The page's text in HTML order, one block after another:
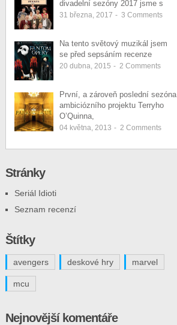
divadelní sezóny 2017 jsme s
31 března, 2017 - 3 Comments
Na tento světový muzikál jsem
se před sepsáním recenze
20 dubna, 2015 - 2 Comments
První, a zároveň poslední sezóna
ambiciózního projektu Terryho
O’Quinna,
04 května, 2013 - 2 Comments
Stránky
Seriál Idioti
Seznam recenzí
Štítky
avengers deskové hry marvel
mcu
Nejnovější komentáře